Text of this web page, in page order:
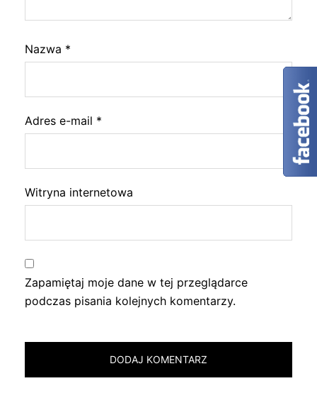
Nazwa *
Adres e-mail *
Witryna internetowa
Zapamiętaj moje dane w tej przeglądarce
podczas pisania kolejnych komentarzy.